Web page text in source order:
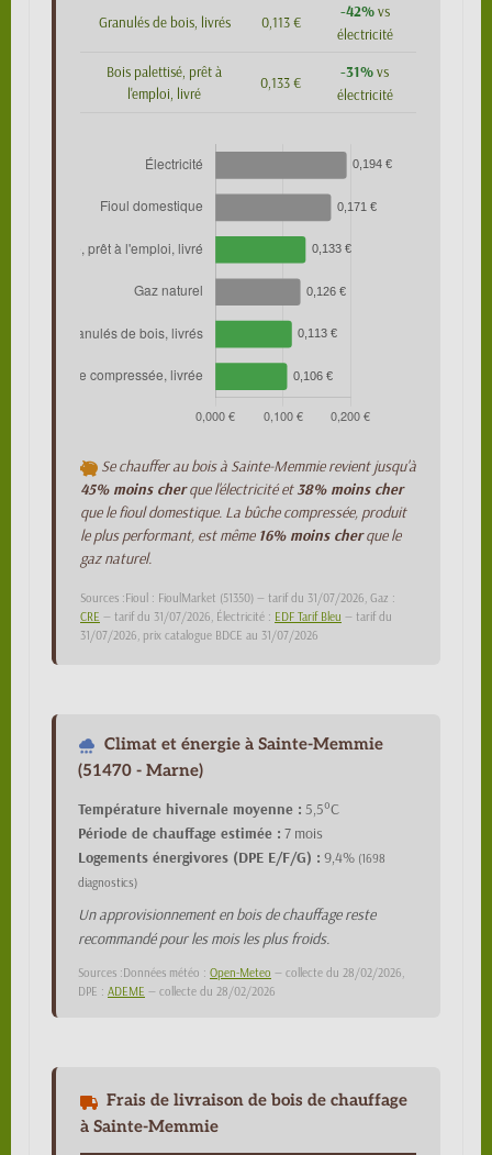
Granulés de bois, livrés 0,113 €
-42%vs
électricité
Bois palettisé, prêt à
l'emploi, livré
0,133 €
-31%vs
électricité
Se chauffer au bois à Sainte-Memmie revient jusqu'à
45% moins cherque l'électricité et38% moins cher
que le fioul domestique. La bûche compressée, produit
le plus performant, est même 16% moins cherque le
gaz naturel.
Sources :Fioul : FioulMarket (51350) — tarif du 31/07/2026, Gaz :
CRE — tarif du 31/07/2026, Électricité : EDF Tarif Bleu — tarif du
31/07/2026, prix catalogue BDCE au 31/07/2026
Climat et énergie à Sainte-Memmie
(51470 - Marne)
Température hivernale moyenne : 5,5°C
Période de chauffage estimée : 7 mois
Logements énergivores (DPE E/F/G) : 9,4% (1698
diagnostics)
Un approvisionnement en bois de chauffage reste
recommandé pour les mois les plus froids.
Sources :Données météo : Open-Meteo — collecte du 28/02/2026,
DPE : ADEME — collecte du 28/02/2026
Frais de livraison de bois de chauffage
à Sainte-Memmie